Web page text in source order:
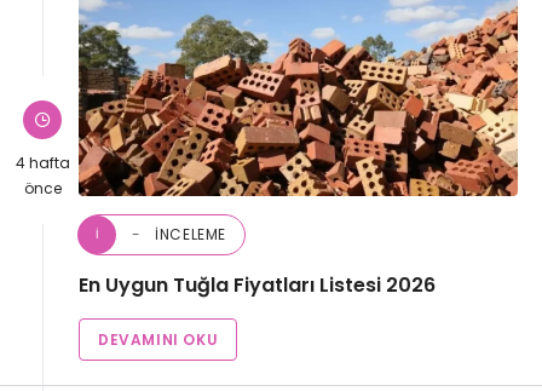
4 hafta
önce
İ İNCELEME
En Uygun Tuğla Fiyatları​ Listesi 2026
DEVAMINI OKU